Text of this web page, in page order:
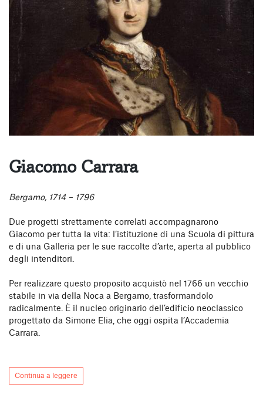
Giacomo Carrara
Bergamo, 1714 – 1796
Due progetti strettamente correlati accompagnarono
Giacomo per tutta la vita: l’istituzione di una Scuola di pittura
e di una Galleria per le sue raccolte d’arte, aperta al pubblico
degli intenditori.
Per realizzare questo proposito acquistò nel 1766 un vecchio
stabile in via della Noca a Bergamo, trasformandolo
radicalmente. È il nucleo originario dell’edificio neoclassico
progettato da Simone Elia, che oggi ospita l’Accademia
Carrara.
Continua a leggere